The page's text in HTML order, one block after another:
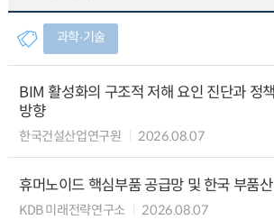
과학∙기술
BIM 활성화의 구조적 저해 요인 진단과 정
방향
한국건설산업연구원 2026.08.07
휴머노이드 핵심부품 공급망 및 한국 부품
KDB 미래전략연구소 2026.08.07